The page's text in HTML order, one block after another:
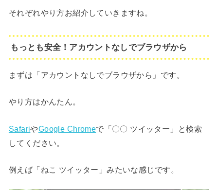
それぞれやり方お紹介していきますね。
もっとも安全！アカウントなしでブラウザから
まずは「アカウントなしでブラウザから」です。
やり方はかんたん。
SafariやGoogle Chromeで「〇〇 ツイッター」と検索
してください。
例えば「ねこ ツイッター」みたいな感じです。